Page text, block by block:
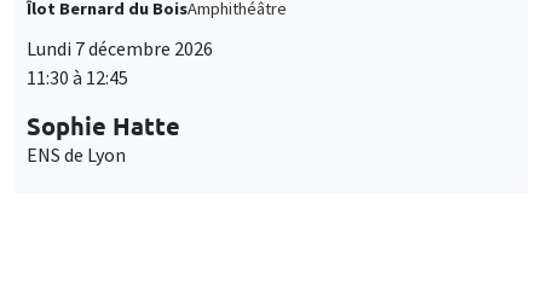
Îlot Bernard du BoisAmphithéâtre
Lundi 7 décembre 2026
11:30 à 12:45
Sophie Hatte
ENS de Lyon